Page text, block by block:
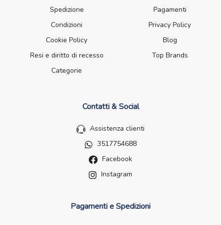
Spedizione
Pagamenti
Condizioni
Privacy Policy
Cookie Policy
Blog
Resi e diritto di recesso
Top Brands
Categorie
Contatti & Social
Assistenza clienti
3517754688
Facebook
Instagram
Pagamenti e Spedizioni